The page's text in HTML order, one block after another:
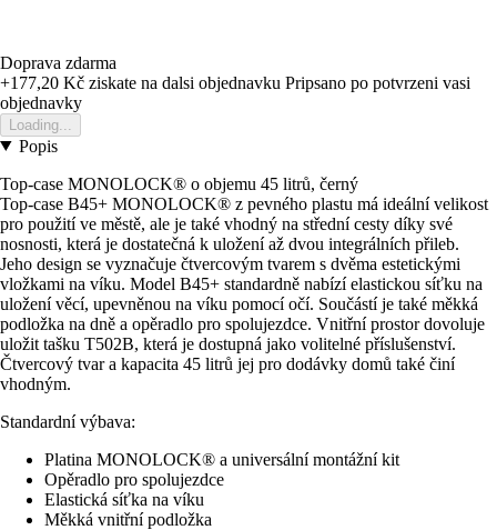
Doprava zdarma
+177,20 Kč ziskate na dalsi objednavku Pripsano po potvrzeni vasi
objednavky
Loading...
Popis
Top-case MONOLOCK® o objemu 45 litrů, černý
Top-case B45+ MONOLOCK® z pevného plastu má ideální velikost
pro použití ve městě, ale je také vhodný na střední cesty díky své
nosnosti, která je dostatečná k uložení až dvou integrálních přileb.
Jeho design se vyznačuje čtvercovým tvarem s dvěma estetickými
vložkami na víku. Model B45+ standardně nabízí elastickou síťku na
uložení věcí, upevněnou na víku pomocí očí. Součástí je také měkká
podložka na dně a opěradlo pro spolujezdce. Vnitřní prostor dovoluje
uložit tašku T502B, která je dostupná jako volitelné příslušenství.
Čtvercový tvar a kapacita 45 litrů jej pro dodávky domů také činí
vhodným.
Standardní výbava:
Platina MONOLOCK® a universální montážní kit
Opěradlo pro spolujezdce
Elastická síťka na víku
Měkká vnitřní podložka